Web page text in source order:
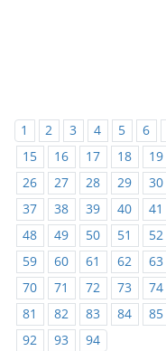
1 2 3 4 5 6
15
16 17 18 19
26
27 28 29 30
37
38 39 40 41
48
49 50 51 52
59
60 61 62 63
70
71 72 73 74
81
82 83 84 85
92
93 94